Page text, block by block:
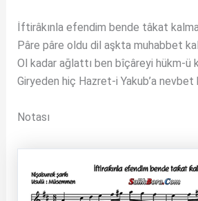
İftirâkınla efendim bende tâkat
Pâre pâre oldu dil aşkta muhabbet
Ol kadar ağlattı ben bîçâreyi hükm-ü
Giryeden hiç Hazret-i Yakub’a nevbet
Notası